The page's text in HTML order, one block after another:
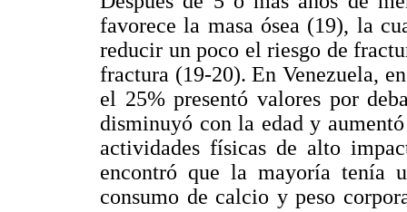
favorece la masa ósea (19), la
reducir un poco el riesgo de
fractura (19-20). En Venezuela,
el 25% presentó valores por
disminuyó con la edad y
actividades físicas de alto
encontró que la mayoría tenía
consumo de calcio y peso